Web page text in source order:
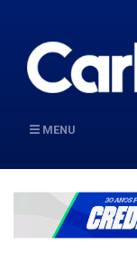
MENU